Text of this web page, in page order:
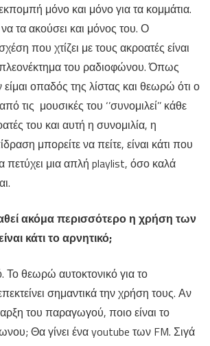
μόνο και μόνο για τα κομμάτια.
τα ακούσει και μόνος του. Ο
που χτίζει με τους ακροατές είναι
του ραδιοφώνου. Όπως
είμαι οπαδός της λίστας και θεωρώ ότι ο
τις μουσικές του ‘’συνομιλεί’’ κάθε
του και αυτή η συνομιλία, η
μπορείτε να πείτε, είναι κάτι που
πετύχει μια απλή playlist, όσο καλά
ακόμα περισσότερο η χρήση των
κάτι το αρνητικό;
Το θεωρώ αυτοκτονικό για το
σημαντικά την χρήση τους. Αν
του παραγωγού, ποιο είναι το
Θα γίνει ένα youtube των FM. Σιγά